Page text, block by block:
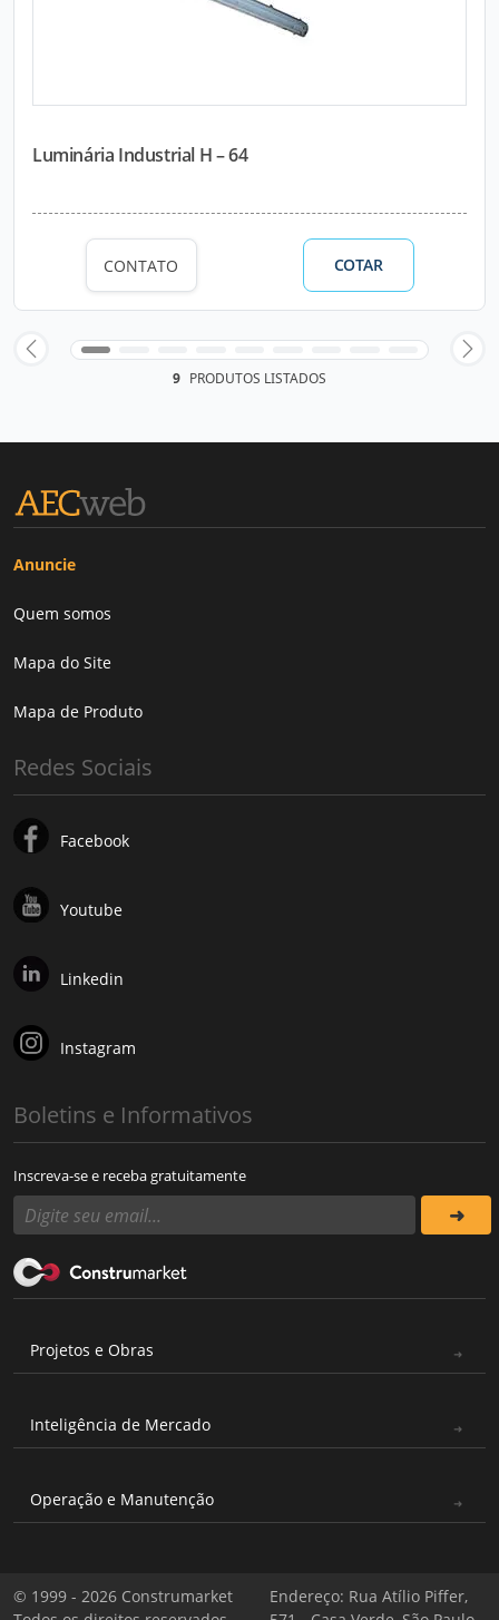
Luminária Industrial H – 64
CONTATO COTAR
9 PRODUTOS LISTADOS
Anuncie
Quem somos
Mapa do Site
Mapa de Produto
Redes Sociais
Facebook
Youtube
Linkedin
Instagram
Boletins e Informativos
Inscreva-se e receba gratuitamente
Projetos e Obras
Inteligência de Mercado
Operação e Manutenção
© 1999 - 2026 Construmarket
Endereço: Rua Atílio Piffer,